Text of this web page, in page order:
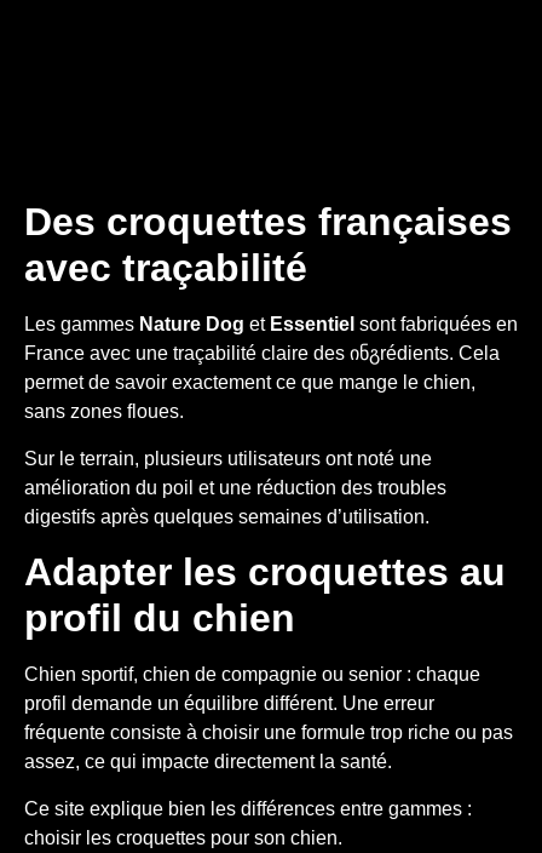
Des croquettes françaises
avec traçabilité
Les gammes Nature Dog et Essentiel sont fabriquées en
France avec une traçabilité claire des ინგrédients. Cela
permet de savoir exactement ce que mange le chien,
sans zones floues.
Sur le terrain, plusieurs utilisateurs ont noté une
amélioration du poil et une réduction des troubles
digestifs après quelques semaines d’utilisation.
Adapter les croquettes au
profil du chien
Chien sportif, chien de compagnie ou senior : chaque
profil demande un équilibre différent. Une erreur
fréquente consiste à choisir une formule trop riche ou pas
assez, ce qui impacte directement la santé.
Ce site explique bien les différences entre gammes :
choisir les croquettes pour son chien.